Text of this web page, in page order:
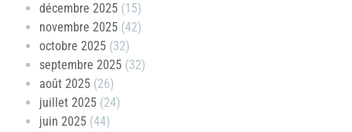
décembre 2025 (15)
novembre 2025 (42)
octobre 2025 (32)
septembre 2025 (32)
août 2025 (26)
juillet 2025 (24)
juin 2025 (44)